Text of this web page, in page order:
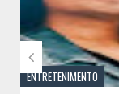
ENTRETENIMENTO
